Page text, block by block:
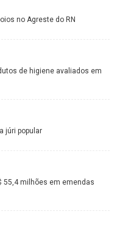
no Agreste do RN
de higiene avaliados em
júri popular
55,4 milhões em emendas